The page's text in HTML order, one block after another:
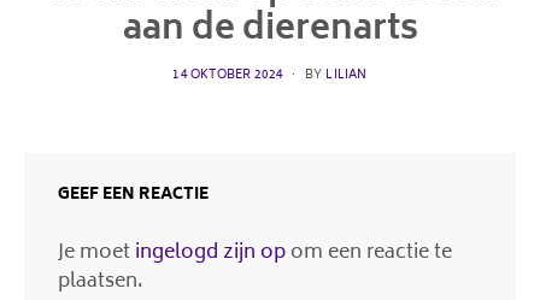
aan de dierenarts
POSTED
14 OKTOBER 2024 BY LILIAN
GEEF EEN REACTIE
Je moetingelogd zijn opom een reactie te
plaatsen.